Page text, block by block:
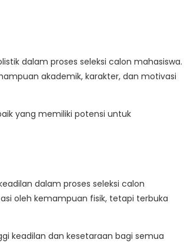
dalam proses seleksi calon mahasiswa.
akademik, karakter, dan motivasi
yang memiliki potensi untuk
dalam proses seleksi calon
oleh kemampuan fisik, tetapi terbuka
keadilan dan kesetaraan bagi semua